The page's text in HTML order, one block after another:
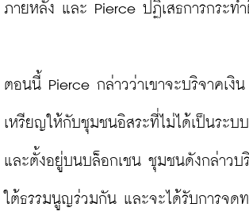
ภายหลัง และ Pierce ปฏิเสธการกระท
ตอนนี้ Pierce กล่าวว่าเขาจะบริจาคเงิ
เหรียญให้กับชุมชนอิสระที่ไม่ได้เป็นระบ
และตั้งอยู่บนบล็อกเชน ชุมชนดังกล่าวบ
ใต้ธรรมนูญร่วมกัน และจะได้รับการจด